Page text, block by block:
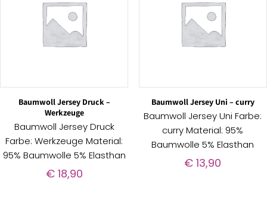
Baumwoll Jersey Druck –
Werkzeuge
Baumwoll Jersey Druck
Farbe: Werkzeuge Material:
95% Baumwolle 5% Elasthan
€18,90
Baumwoll Jersey Uni – curry
Baumwoll Jersey Uni Farbe:
curry Material: 95%
Baumwolle 5% Elasthan
€ 13,90